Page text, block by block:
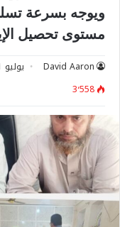
ويوجه بسرعة
مستوى تحصيل
David Aaron يوليو 1, 2026
3٬558